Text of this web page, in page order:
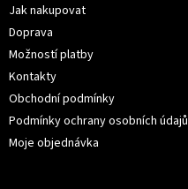
Jak nakupovat
Doprava
Možností platby
Kontakty
Obchodní podmínky
Podmínky ochrany osobních údajů
Moje objednávka